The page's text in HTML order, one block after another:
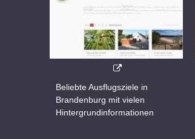
Beliebte Ausflugsziele in
Brandenburg mit vielen
Hintergrundinformationen